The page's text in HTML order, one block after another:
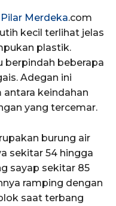
Pilar Merdeka.com
kecil terlihat jelas
plastik.
berpindah beberapa
Adegan ini
keindahan
yang tercemar.
burung air
sekitar 54 hingga
sayap sekitar 85
ramping dengan
saat terbang